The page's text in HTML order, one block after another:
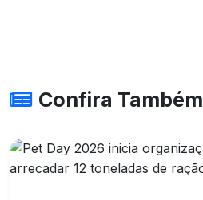
Confira Também